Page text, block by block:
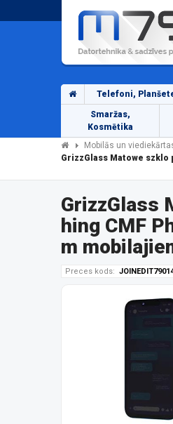
Telefoni,
Smaržas,
Kosmētika
Mobilās un
GrizzGlass Matowe szklo
GrizzGlass
hing CMF
m
Preces kods: